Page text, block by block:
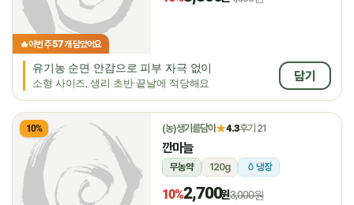
🔥이번 주57개 담았어요
유기농 순면 안감으로 피부 자극 없이
소형 사이즈, 생리 초반·끝날에 적당해요
담기
10% (농)생기를담아★4.3후기 21
깐마늘
무농약 120g 냉장
10%2,700원3,000원